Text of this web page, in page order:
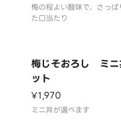
梅の程よい酸味で、さっぱ
た口当たり
梅じそおろし ミニ
ット
¥1,970
ミニ丼が選べます